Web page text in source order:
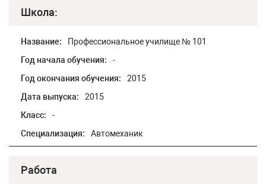
Школа:
Название:
Профессиональное училище № 101
Год начала обучения:
-
Год окончания обучения:
2015
Дата выпуска:
2015
Класс:
-
Специализация:
Автомеханик
Работа